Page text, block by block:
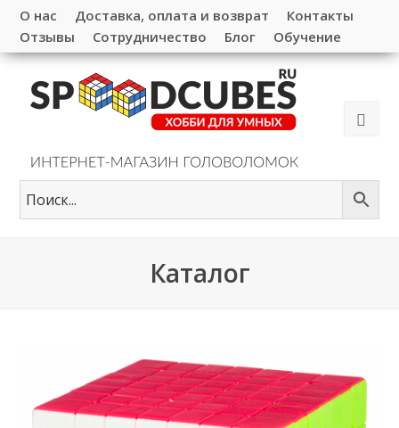
О нас Доставка, оплата и возврат
Контакты
Отзывы
Сотрудничество Блог Обучение
Каталог